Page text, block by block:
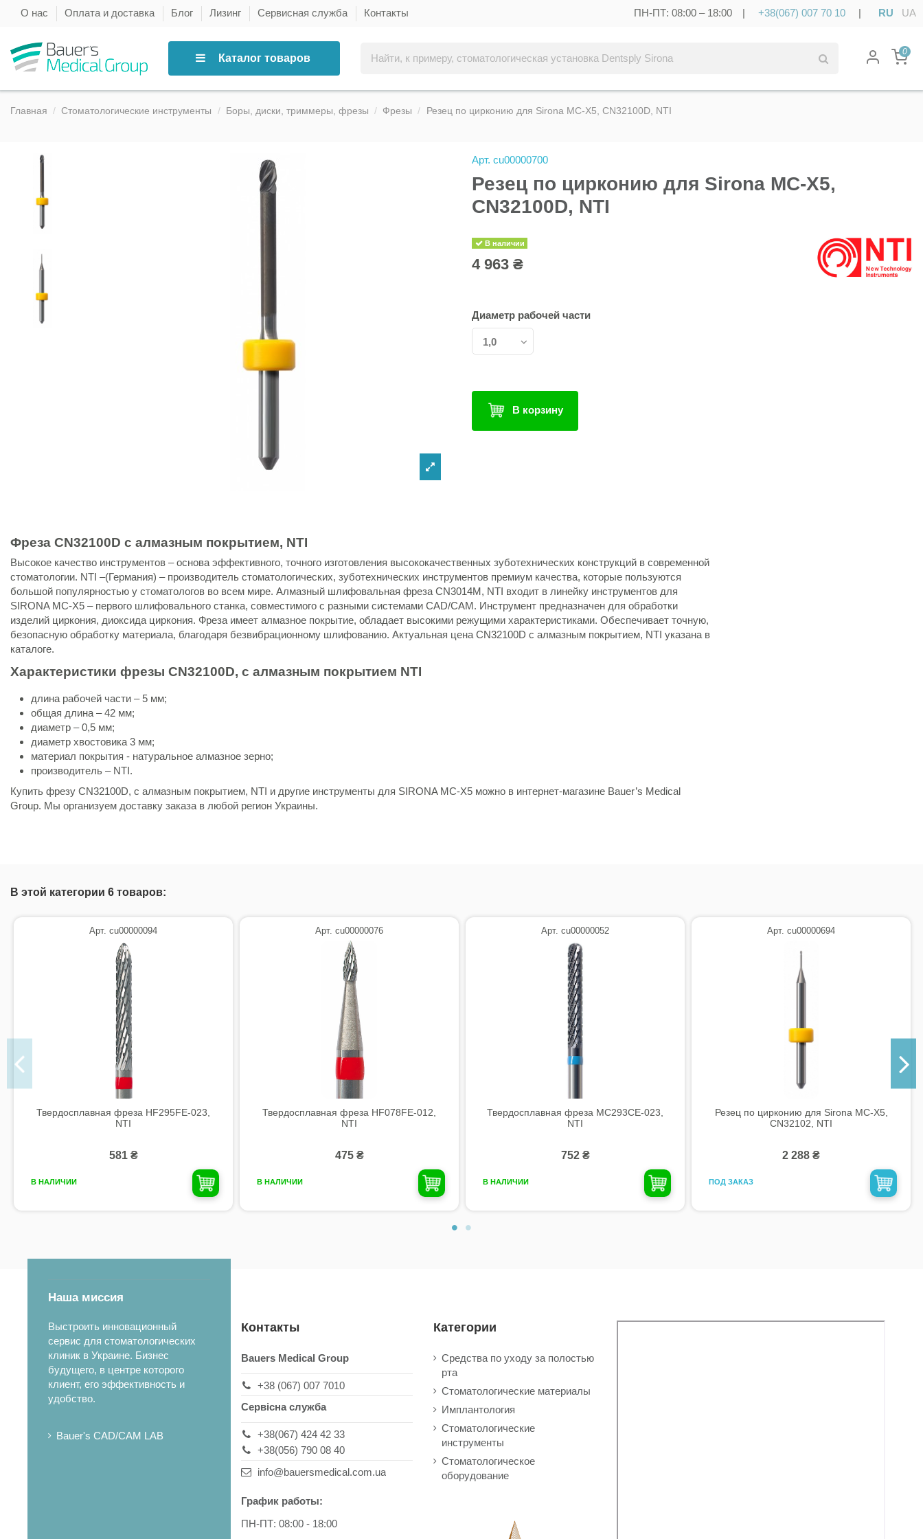
О нас Оплата и доставка Блог Лизинг Сервисная служба Контакты ПН-ПТ: 08:00 – 18:00 | +38(067) 007 70 10 | RU UA
Каталог товаров
0
Главная Стоматологические инструменты Боры, диски, триммеры, фрезы Фрезы Резец по цирконию для Sirona MC-X5, CN32100D, NTI
Арт. cu00000700
Резец по цирконию для Sirona MC-X5,
CN32100D, NTI
В наличии
4 963 ₴
Диаметр рабочей части
В корзину
Фреза CN32100D с алмазным покрытием, NTI
Высокое качество инструментов – основа эффективного, точного изготовления высококачественных зуботехнических конструкций в современной
стоматологии. NTI –(Германия) – производитель стоматологических, зуботехнических инструментов премиум качества, которые пользуются
большой популярностью у стоматологов во всем мире. Алмазный шлифовальная фреза CN3014M, NTI входит в линейку инструментов для
SIRONA MC-X5 – первого шлифовального станка, совместимого с разными системами CAD/CAM. Инструмент предназначен для обработки
изделий циркония, диоксида циркония. Фреза имеет алмазное покрытие, обладает высокими режущими характеристиками. Обеспечивает точную,
безопасную обработку материала, благодаря безвибрационному шлифованию. Актуальная цена CN32100D с алмазным покрытием, NTI указана в
каталоге.
Характеристики фрезы CN32100D, с алмазным покрытием NTI
длина рабочей части – 5 мм;
общая длина – 42 мм;
диаметр – 0,5 мм;
диаметр хвостовика 3 мм;
материал покрытия - натуральное алмазное зерно;
производитель – NTI.
Купить фрезу CN32100D, с алмазным покрытием, NTI и другие инструменты для SIRONA MC-X5 можно в интернет-магазине Bauer’s Medical
Group. Мы организуем доставку заказа в любой регион Украины.
В этой категории 6 товаров:
Арт. cu00000094
Твердосплавная фреза HF295FE-023,
NTI
581 ₴
В НАЛИЧИИ
Арт. cu00000076
Твердосплавная фреза HF078FE-012,
NTI
475 ₴
В НАЛИЧИИ
Арт. cu00000052
Твердосплавная фреза MC293CE-023,
NTI
752 ₴
В НАЛИЧИИ
Арт. cu00000694
Резец по цирконию для Sirona MC-X5,
CN32102, NTI
2 288 ₴
ПОД ЗАКАЗ
Наша миссия
Выстроить инновационный
сервис для стоматологических
клиник в Украине. Бизнес
будущего, в центре которого
клиент, его эффективность и
удобство.
Bauer's CAD/CAM LAB
Контакты
Bauers Medical Group
+38 (067) 007 7010
Сервісна служба
+38(067) 424 42 33
+38(056) 790 08 40
info@bauersmedical.com.ua
График работы:
ПН-ПТ: 08:00 - 18:00
Категории
Средства по уходу за полостью
рта
Стоматологические материалы
Имплантология
Стоматологические
инструменты
Стоматологическое
оборудование